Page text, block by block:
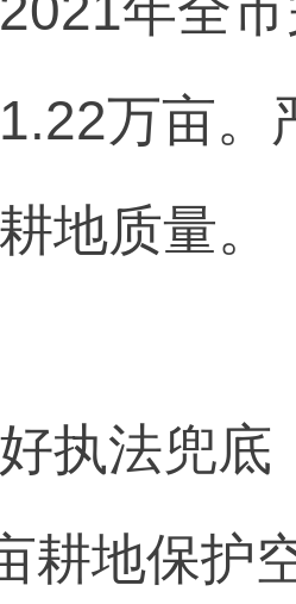
万亩。
地质量。
执法兜底
耕地保护